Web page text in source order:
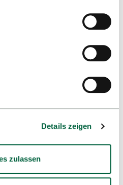
Details zeigen
zulassen
Declaration
Sitemap